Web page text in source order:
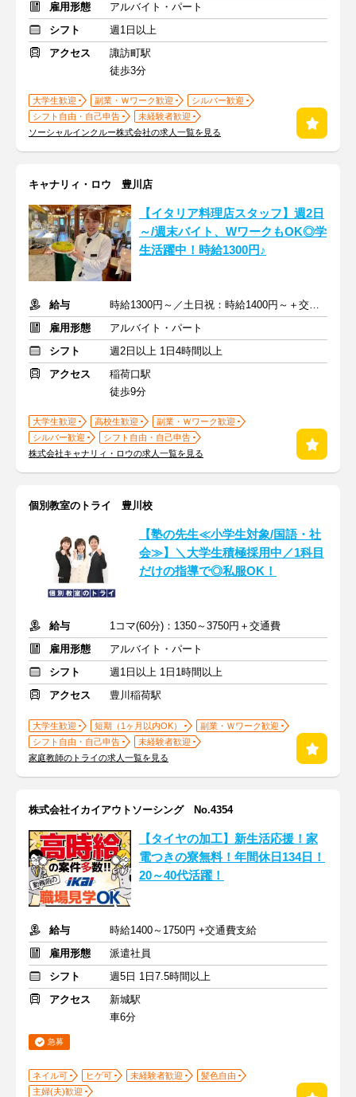
雇用形態
アルバイト・パート
シフト
週1日以上
アクセス
諏訪町駅
徒歩3分
大学生歓迎 副業・Ｗワーク歓迎
シルバー歓迎
シフト自由・自己申告
未経験者歓迎
ソーシャルインクルー株式会社の求人一覧を見る
キャナリィ・ロウ 豊川店
【イタリア料理店スタッフ】週2日
～/週末バイト、WワークもOK◎学
生活躍中！時給1300円♪
給与
時給1300円～／土日祝：時給1400円～＋交通費
雇用形態
アルバイト・パート
シフト
週2日以上 1日4時間以上
アクセス
稲荷口駅
徒歩9分
大学生歓迎 高校生歓迎
副業・Ｗワーク歓迎
シルバー歓迎
シフト自由・自己申告
株式会社キャナリィ・ロウの求人一覧を見る
個別教室のトライ 豊川校
【塾の先生≪小学生対象/国語・社
会≫】＼大学生積極採用中／1科目
だけの指導で◎私服OK！
給与
1コマ(60分)：1350～3750円＋交通費
雇用形態
アルバイト・パート
シフト
週1日以上 1日1時間以上
アクセス
豊川稲荷駅
大学生歓迎 短期（1ヶ月以内OK）
副業・Ｗワーク歓迎
シフト自由・自己申告
未経験者歓迎
家庭教師のトライの求人一覧を見る
株式会社イカイアウトソーシング No.4354
【タイヤの加工】新生活応援！家
電つきの寮無料！年間休日134日！
20～40代活躍！
給与
時給1400～1750円 +交通費支給
雇用形態
派遣社員
シフト
週5日 1日7.5時間以上
アクセス
新城駅
車6分
急募
ネイル可 ヒゲ可 未経験者歓迎
髪色自由
主婦(夫)歓迎